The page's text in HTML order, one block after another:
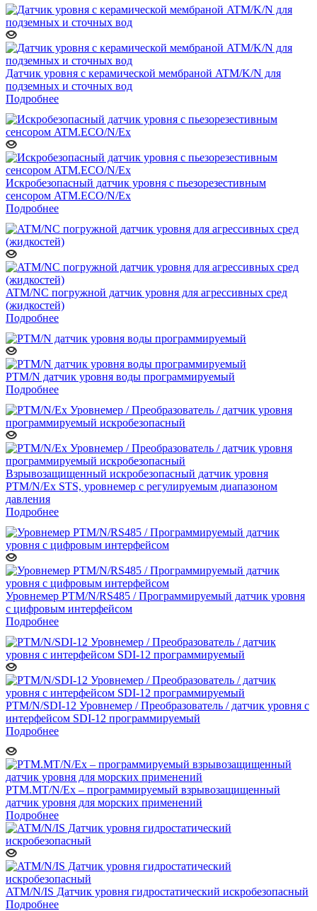
Датчик уровня с керамической мембраной ATM/K/N для
подземных и сточных вод
Подробнее
Искробезопасный датчик уровня с пьезорезестивным
сенсором ATM.ECO/N/Ex
Подробнее
ATM/NC погружной датчик уровня для агрессивных сред
(жидкостей)
Подробнее
PTM/N датчик уровня воды программируемый
Подробнее
Взрывозащищенный искробезопасный датчик уровня
PTM/N/Ex STS, уровнемер с регулируемым диапазоном
давления
Подробнее
Уровнемер PTM/N/RS485 / Программируемый датчик уровня
c цифровым интерфейсом
Подробнее
PTM/N/SDI-12 Уровнемер / Преобразователь / датчик уровня c
интерфейсом SDI-12 программируемый
Подробнее
PTM.MT/N/Ex – программируемый взрывозащищенный
датчик уровня для морских применений
Подробнее
ATM/N/IS Датчик уровня гидростатический искробезопасный
Подробнее